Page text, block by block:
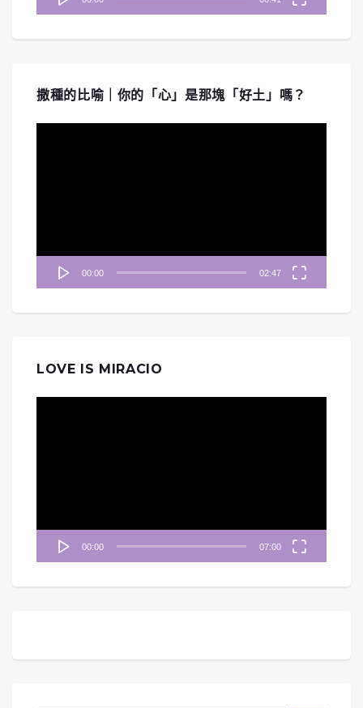
撒種的比喻｜你的「心」是那塊「好土」嗎？
00:00 02:47
LOVE IS MIRACIO
00:00 07:00